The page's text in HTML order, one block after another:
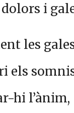
i
les
els
hi l’ànim,